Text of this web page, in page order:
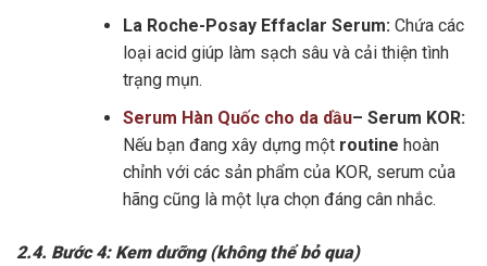
La Roche-Posay Effaclar Serum: Chứa các
loại acid giúp làm sạch sâu và cải thiện tình
trạng mụn.
Serum Hàn Quốc cho da dầu– Serum KOR:
Nếu bạn đang xây dựng một routine hoàn
chỉnh với các sản phẩm của KOR, serum của
hãng cũng là một lựa chọn đáng cân nhắc.
2.4. Bước 4: Kem dưỡng (không thể bỏ qua)